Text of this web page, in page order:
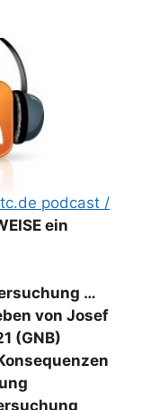
podcast /
ein
…
von Josef
(GNB)